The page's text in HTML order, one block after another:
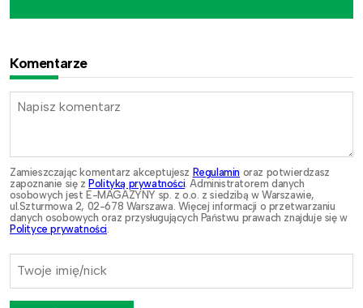
Komentarze
Zamieszczając komentarz akceptujesz Regulamin oraz potwierdzasz
zapoznanie się z Polityką prywatności. Administratorem danych
osobowych jest E-MAGAZYNY sp. z o.o. z siedzibą w Warszawie,
ul.Szturmowa 2, 02-678 Warszawa. Więcej informacji o przetwarzaniu
danych osobowych oraz przysługujących Państwu prawach znajduje się w
Polityce prywatności.